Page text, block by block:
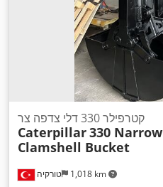
טורקיה 1,018 km
קטרפילר 330 דלי צדפה צר
Caterpillar330 Narrow
Clamshell Bucket